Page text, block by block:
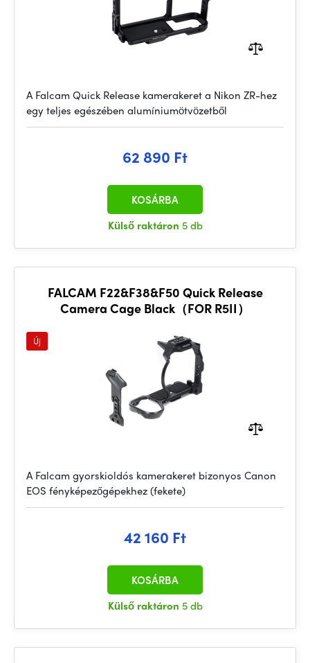
A Falcam Quick Release kamerakeret a Nikon ZR-hez
egy teljes egészében alumíniumötvözetből
62 890 Ft
Külső raktáron 5 db
KOSÁRBA
FALCAM F22&F38&F50 Quick Release
Camera Cage Black（FOR R5II）
Új
A Falcam gyorskioldós kamerakeret bizonyos Canon
EOS fényképezőgépekhez (fekete)
42 160 Ft
Külső raktáron 5 db
KOSÁRBA